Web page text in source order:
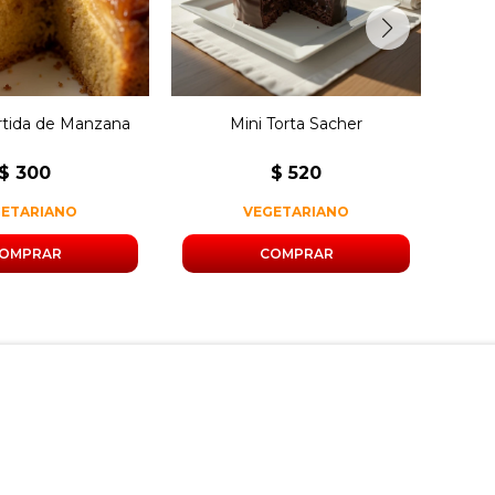
de Manzana
$ 300
damasco.
Mini Torta Sacher
$ 520
VEGETARIANO